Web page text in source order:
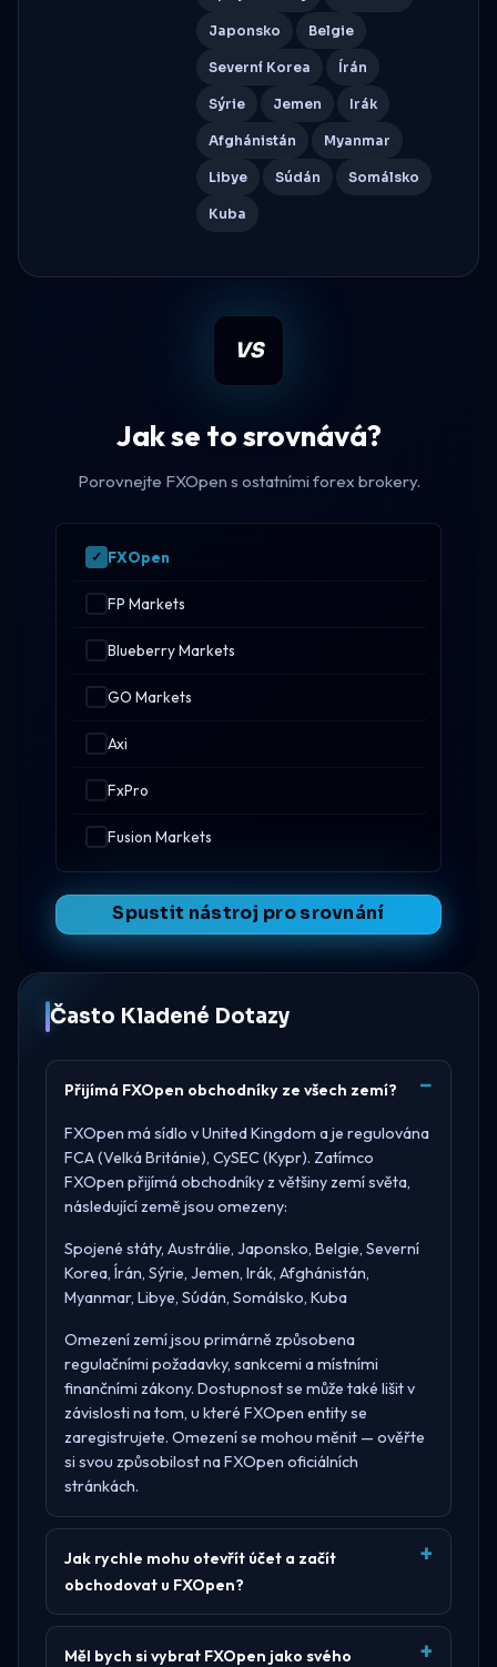
Japonsko Belgie
Severní Korea Írán
Sýrie Jemen Irák
Afghánistán Myanmar
Libye Súdán Somálsko
Kuba
VS
Jak se to srovnává?
Porovnejte FXOpen s ostatními forex brokery.
FXOpen
FP Markets
Blueberry Markets
GO Markets
Axi
FxPro
Fusion Markets
Spustit nástroj pro srovnání
Často Kladené Dotazy
Přijímá FXOpen obchodníky ze všech zemí?
FXOpen má sídlo vUnited Kingdom a je regulována
FCA (Velká Británie), CySEC (Kypr). Zatímco
FXOpen přijímá obchodníky z většiny zemí světa,
následující země jsou omezeny:
Spojené státy, Austrálie, Japonsko, Belgie, Severní
Korea, Írán, Sýrie, Jemen, Irák, Afghánistán,
Myanmar, Libye, Súdán, Somálsko, Kuba
Omezení zemí jsou primárně způsobena
regulačními požadavky, sankcemi a místními
finančními zákony. Dostupnost se může také lišit v
závislosti na tom, u které FXOpen entity se
zaregistrujete. Omezení se mohou měnit — ověřte
si svou způsobilost naFXOpen oficiálních
stránkách.
Jak rychle mohu otevřít účet a začít
obchodovat u FXOpen?
Měl bych si vybrat FXOpen jako svého